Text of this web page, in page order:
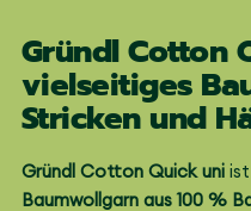
Gründl Cotton
vielseitiges
Stricken und
Gründl Cotton Quick uni
Baumwollgarn aus 100 %